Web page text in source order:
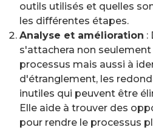
outils utilisés et quelles
les différentes étapes.
Analyse et amélioration :
s'attachera non
processus mais aussi à
d'étranglement, les
inutiles qui peuvent être
Elle aide à trouver des
pour rendre le processus